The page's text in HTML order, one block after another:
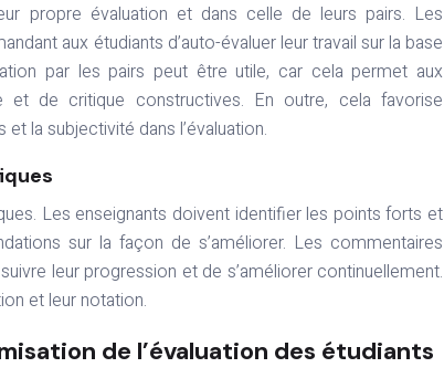
propre évaluation et dans celle de leurs pairs. Les
aux étudiants d’auto-évaluer leur travail sur la base
par les pairs peut être utile, car cela permet aux
et de critique constructives. En outre, cela favorise
la subjectivité dans l’évaluation.
Les enseignants doivent identifier les points forts et
sur la façon de s’améliorer. Les commentaires
leur progression et de s’améliorer continuellement.
et leur notation.
de l’évaluation des étudiants